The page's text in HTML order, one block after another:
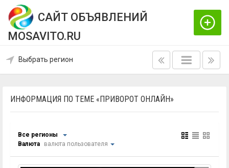
САЙТ ОБЪЯВЛЕНИЙ
MOSAVITO.RU
Выбрать регион
ИНФОРМАЦИЯ ПО ТЕМЕ «ПРИВОРОТ ОНЛАЙН»
Все регионы
Валюта
валюта пользователя